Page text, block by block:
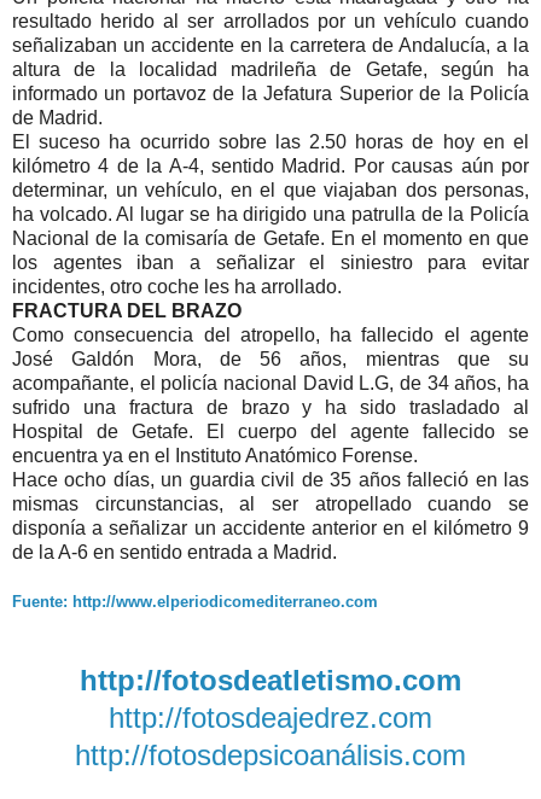
resultado herido al ser arrollados por un vehículo cuando
señalizaban un accidente en la carretera de Andalucía, a la
altura de la localidad madrileña de Getafe, según ha
informado un portavoz de la Jefatura Superior de la Policía
de Madrid.
El suceso ha ocurrido sobre las 2.50 horas de hoy en el
kilómetro 4 de la A-4, sentido Madrid. Por causas aún por
determinar, un vehículo, en el que viajaban dos personas,
ha volcado. Al lugar se ha dirigido una patrulla de la Policía
Nacional de la comisaría de Getafe. En el momento en que
los agentes iban a señalizar el siniestro para evitar
incidentes, otro coche les ha arrollado.
FRACTURA DEL BRAZO
Como consecuencia del atropello, ha fallecido el agente
José Galdón Mora, de 56 años, mientras que su
acompañante, el policía nacional David L.G, de 34 años, ha
sufrido una fractura de brazo y ha sido trasladado al
Hospital de Getafe. El cuerpo del agente fallecido se
encuentra ya en el Instituto Anatómico Forense.
Hace ocho días, un guardia civil de 35 años falleció en las
mismas circunstancias, al ser atropellado cuando se
disponía a señalizar un accidente anterior en el kilómetro 9
de la A-6 en sentido entrada a Madrid.
Fuente: http://www.elperiodicomediterraneo.com
http://fotosdeatletismo.com
http://fotosdeajedrez.com
http://fotosdepsicoanálisis.com